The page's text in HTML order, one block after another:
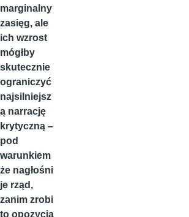
marginalny
zasięg, ale
ich wzrost
mógłby
skutecznie
ograniczyć
najsilniejsz
ą narrację
krytyczną –
pod
warunkiem
że nagłośni
je rząd,
zanim zrobi
to opozycja